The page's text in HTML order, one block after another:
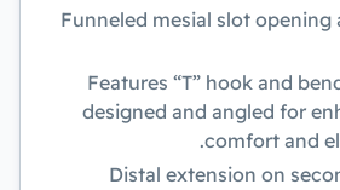
Funneled mesial slot opening
Features “T” hook and
designed and angled for
comfort and
Distal extension on